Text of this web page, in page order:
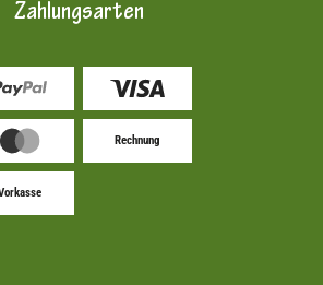
Zahlungsarten
Rechnung